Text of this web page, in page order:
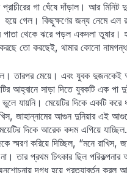
গা ঘেঁষে দাঁড়াল। আর
হয়ে গেল। কিছুক্ষণের জন্য নেমে এল
থেকে ঝরে পড়ল একদলা তুষার।
তো করছেই, থামার কোনো
তারপর মেয়ে। এবং যুবক
আহ্বানে সাড়া দিতে যুবকটি এক
ভুলে যায়নি। মেয়েটির দিকে একটি
জাহান্নামের আগুন দুনিয়ার এই
দিকে আরেক কদম এগিয়ে
স্মরণ করিয়ে দিচ্ছিল, “মনে রাখিস,
তার প্রথম চিৎকার ছিল
অনুশোচনায় দগ্ধ হয়ে প্রত্যাবর্তন